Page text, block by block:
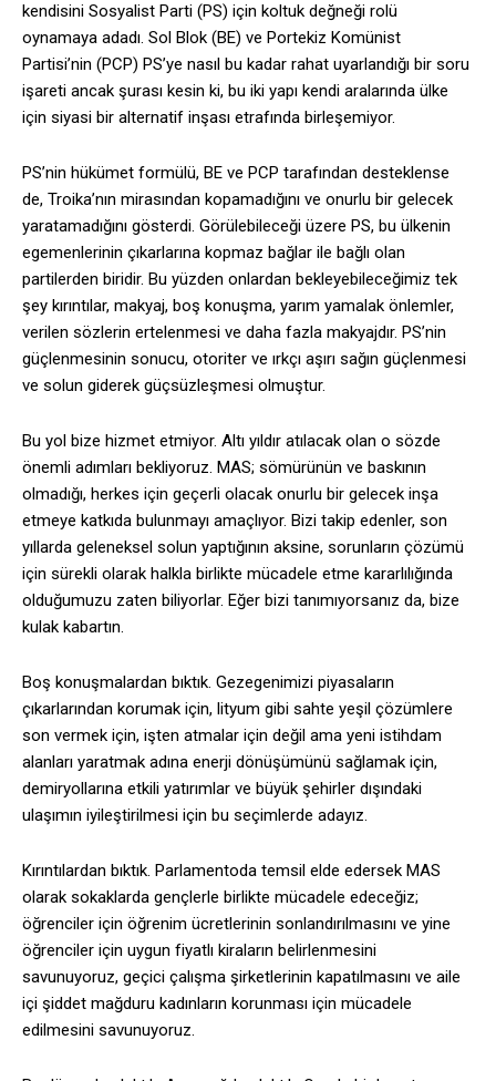
kendisini Sosyalist Parti (PS) için koltuk değneği rolü
oynamaya adadı. Sol Blok (BE) ve Portekiz Komünist
Partisi’nin (PCP) PS’ye nasıl bu kadar rahat uyarlandığı bir soru
işareti ancak şurası kesin ki, bu iki yapı kendi aralarında ülke
için siyasi bir alternatif inşası etrafında birleşemiyor.
PS’nin hükümet formülü, BE ve PCP tarafından desteklense
de, Troika’nın mirasından kopamadığını ve onurlu bir gelecek
yaratamadığını gösterdi. Görülebileceği üzere PS, bu ülkenin
egemenlerinin çıkarlarına kopmaz bağlar ile bağlı olan
partilerden biridir. Bu yüzden onlardan bekleyebileceğimiz tek
şey kırıntılar, makyaj, boş konuşma, yarım yamalak önlemler,
verilen sözlerin ertelenmesi ve daha fazla makyajdır. PS’nin
güçlenmesinin sonucu, otoriter ve ırkçı aşırı sağın güçlenmesi
ve solun giderek güçsüzleşmesi olmuştur.
Bu yol bize hizmet etmiyor. Altı yıldır atılacak olan o sözde
önemli adımları bekliyoruz. MAS; sömürünün ve baskının
olmadığı, herkes için geçerli olacak onurlu bir gelecek inşa
etmeye katkıda bulunmayı amaçlıyor. Bizi takip edenler, son
yıllarda geleneksel solun yaptığının aksine, sorunların çözümü
için sürekli olarak halkla birlikte mücadele etme kararlılığında
olduğumuzu zaten biliyorlar. Eğer bizi tanımıyorsanız da, bize
kulak kabartın.
Boş konuşmalardan bıktık. Gezegenimizi piyasaların
çıkarlarından korumak için, lityum gibi sahte yeşil çözümlere
son vermek için, işten atmalar için değil ama yeni istihdam
alanları yaratmak adına enerji dönüşümünü sağlamak için,
demiryollarına etkili yatırımlar ve büyük şehirler dışındaki
ulaşımın iyileştirilmesi için bu seçimlerde adayız.
Kırıntılardan bıktık. Parlamentoda temsil elde edersek MAS
olarak sokaklarda gençlerle birlikte mücadele edeceğiz;
öğrenciler için öğrenim ücretlerinin sonlandırılmasını ve yine
öğrenciler için uygun fiyatlı kiraların belirlenmesini
savunuyoruz, geçici çalışma şirketlerinin kapatılmasını ve aile
içi şiddet mağduru kadınların korunması için mücadele
edilmesini savunuyoruz.